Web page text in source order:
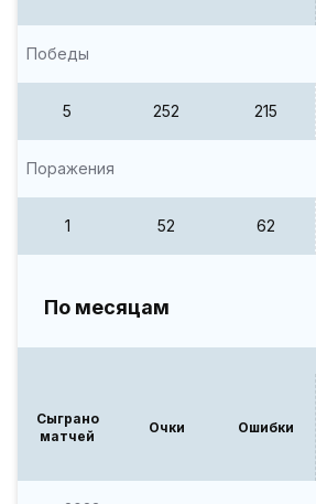
Победы
5 252 215
Поражения
1 52 62
По месяцам
Сыграно
матчей
Очки Ошибки